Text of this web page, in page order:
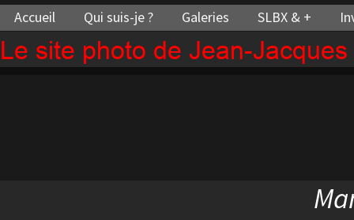
Le site photo de Jean-
Accueil Qui suis-je ? Galeries SLBX & +